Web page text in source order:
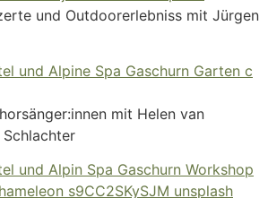
und Outdoorerlebniss mit Jürgen
mit Helen van